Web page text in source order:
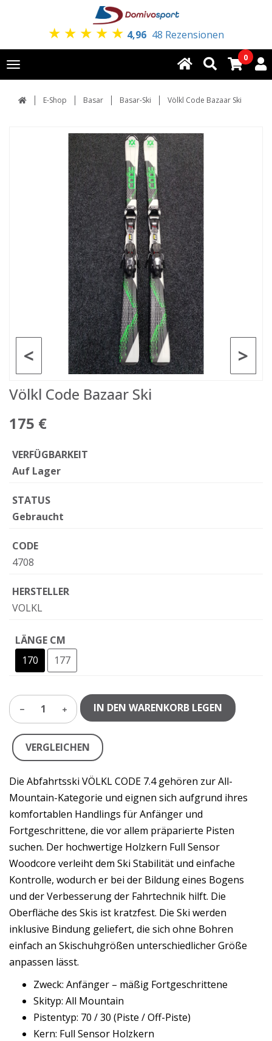
★ ★ ★ ★ ★ 4,96 48 Rezensionen
Toggle
navigation
0
E-Shop Basar Basar-Ski Völkl Code Bazaar Ski
>
<
Völkl Code Bazaar Ski
175 €
VERFÜGBARKEIT
Auf Lager
STATUS
Gebraucht
CODE
4708
HERSTELLER
VOLKL
LÄNGE CM
170
177
1 IN DEN WARENKORB LEGEN
VERGLEICHEN
Die Abfahrtsski VÖLKL CODE 7.4 gehören zur All-
Mountain-Kategorie und eignen sich aufgrund ihres
komfortablen Handlings für Anfänger und
Fortgeschrittene, die vor allem präparierte Pisten
suchen. Der hochwertige Holzkern Full Sensor
Woodcore verleiht dem Ski Stabilität und einfache
Kontrolle, wodurch er bei der Bildung eines Bogens
und der Verbesserung der Fahrtechnik hilft. Die
Oberfläche des Skis ist kratzfest. Die Ski werden
inklusive Bindung geliefert, die sich ohne Bohren
einfach an Skischuhgrößen unterschiedlicher Größe
anpassen lässt.
Zweck: Anfänger – mäßig Fortgeschrittene
Skityp: All Mountain
Pistentyp: 70 / 30 (Piste / Off-Piste)
Kern: Full Sensor Holzkern